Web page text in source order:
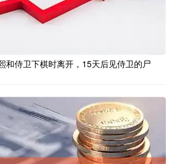
和侍卫下棋时离开，15天后见侍卫的尸